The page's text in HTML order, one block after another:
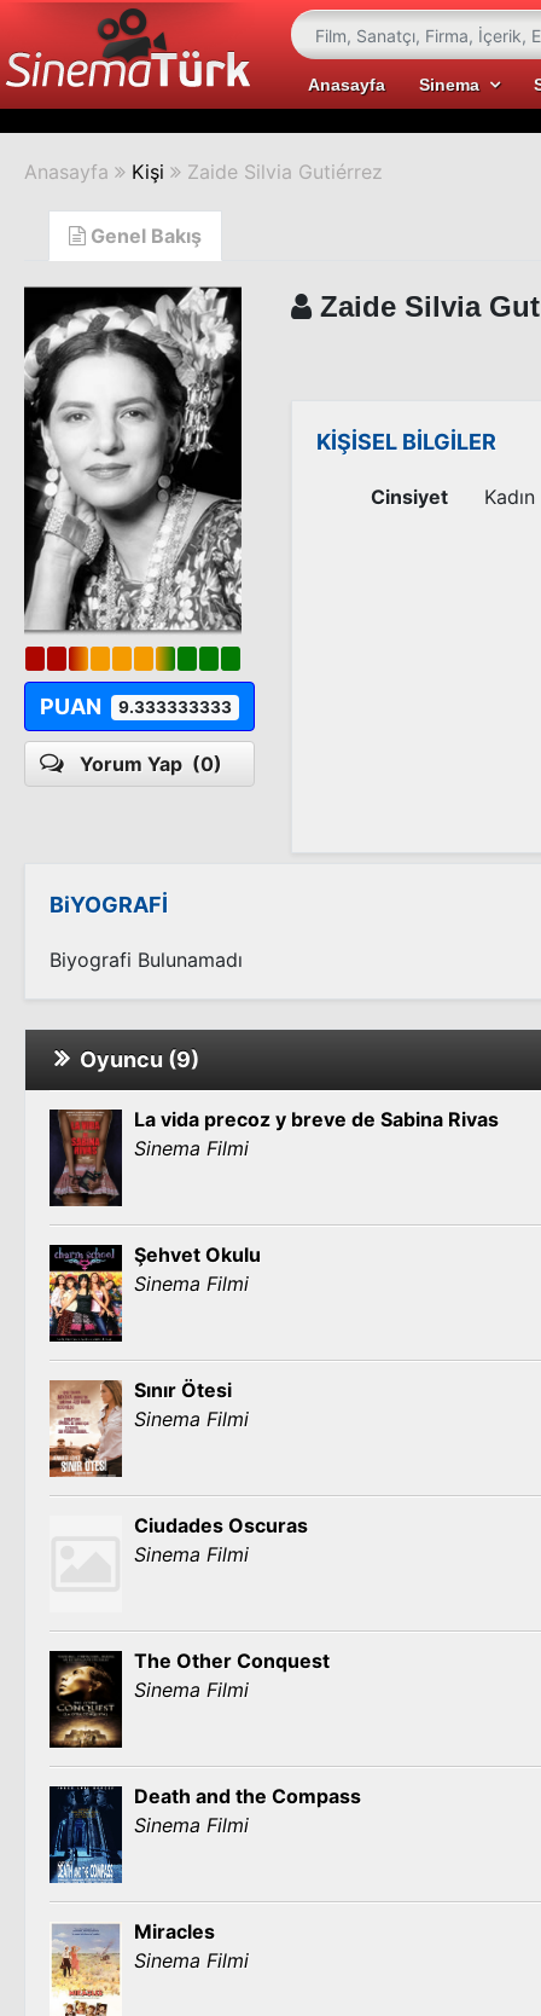
Anasayfa Sinema
Anasayfa Kişi Zaide Silvia Gutiérrez
Genel Bakış
PUAN 9.333333333
Yorum Yap (0)
Zaide Silvia
KİŞİSEL BİLGİLER
Cinsiyet Kadın
BiYOGRAFİ
Biyografi Bulunamadı
Oyuncu (9)
La vida precoz y breve de Sabina Rivas
Sinema Filmi
Şehvet Okulu
Sinema Filmi
Sınır Ötesi
Sinema Filmi
Ciudades Oscuras
Sinema Filmi
The Other Conquest
Sinema Filmi
Death and the Compass
Sinema Filmi
Miracles
Sinema Filmi